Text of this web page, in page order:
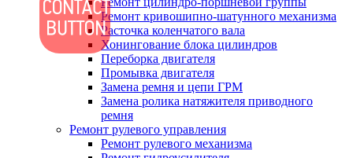
Ремонт кривошипно-шатунного механизма
Расточка коленчатого вала
Хонингование блока цилиндров
Переборка двигателя
Промывка двигателя
Замена ремня и цепи ГРМ
Замена ролика натяжителя приводного
ремня
Ремонт рулевого управления
Ремонт рулевого механизма